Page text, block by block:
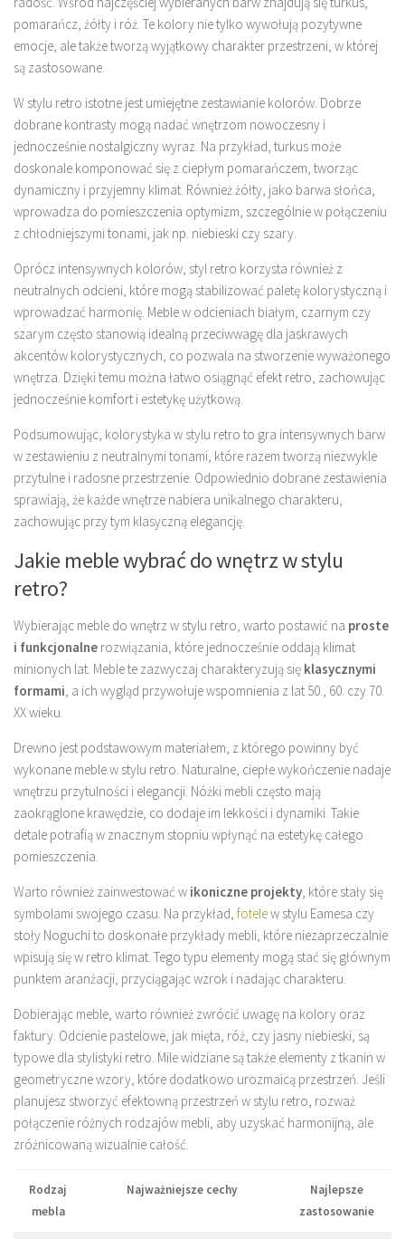
pomarańcz, żółty i róż. Te kolory nie tylko wywołują pozytywne
emocje, ale także tworzą wyjątkowy charakter przestrzeni, w której
są zastosowane.
W stylu retro istotne jest umiejętne zestawianie kolorów. Dobrze
dobrane kontrasty mogą nadać wnętrzom nowoczesny i
jednocześnie nostalgiczny wyraz. Na przykład, turkus może
doskonale komponować się z ciepłym pomarańczem, tworząc
dynamiczny i przyjemny klimat. Również żółty, jako barwa słońca,
wprowadza do pomieszczenia optymizm, szczególnie w połączeniu
z chłodniejszymi tonami, jak np. niebieski czy szary.
Oprócz intensywnych kolorów, styl retro korzysta również z
neutralnych odcieni, które mogą stabilizować paletę kolorystyczną i
wprowadzać harmonię. Meble w odcieniach białym, czarnym czy
szarym często stanowią idealną przeciwwagę dla jaskrawych
akcentów kolorystycznych, co pozwala na stworzenie wyważonego
wnętrza. Dzięki temu można łatwo osiągnąć efekt retro, zachowując
jednocześnie komfort i estetykę użytkową.
Podsumowując, kolorystyka w stylu retro to gra intensywnych barw
w zestawieniu z neutralnymi tonami, które razem tworzą niezwykle
przytulne i radosne przestrzenie. Odpowiednio dobrane zestawienia
sprawiają, że każde wnętrze nabiera unikalnego charakteru,
zachowując przy tym klasyczną elegancję.
Jakie meble wybrać do wnętrz w stylu
retro?
Wybierając meble do wnętrz w stylu retro, warto postawić na proste
i funkcjonalne rozwiązania, które jednocześnie oddają klimat
minionych lat. Meble te zazwyczaj charakteryzują się klasycznymi
formami, a ich wygląd przywołuje wspomnienia z lat 50., 60. czy 70.
XX wieku.
Drewno jest podstawowym materiałem, z którego powinny być
wykonane meble w stylu retro. Naturalne, ciepłe wykończenie nadaje
wnętrzu przytulności i elegancji. Nóżki mebli często mają
zaokrąglone krawędzie, co dodaje im lekkości i dynamiki. Takie
detale potrafią w znacznym stopniu wpłynąć na estetykę całego
pomieszczenia.
Warto również zainwestować w ikoniczne projekty, które stały się
symbolami swojego czasu. Na przykład, fotelew stylu Eamesa czy
stoły Noguchi to doskonałe przykłady mebli, które niezaprzeczalnie
wpisują się w retro klimat. Tego typu elementy mogą stać się głównym
punktem aranżacji, przyciągając wzrok i nadając charakteru.
Dobierając meble, warto również zwrócić uwagę na kolory oraz
faktury. Odcienie pastelowe, jak mięta, róż, czy jasny niebieski, są
typowe dla stylistyki retro. Mile widziane są także elementy z tkanin w
geometryczne wzory, które dodatkowo urozmaicą przestrzeń. Jeśli
planujesz stworzyć efektowną przestrzeń w stylu retro, rozważ
połączenie różnych rodzajów mebli, aby uzyskać harmonijną, ale
zróżnicowaną wizualnie całość.
Rodzaj
mebla
Najważniejsze cechy
Najlepsze
zastosowanie